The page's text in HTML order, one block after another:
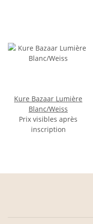
Kure Bazaar Lumière
Blanc/Weiss
Prix visibles après
inscription